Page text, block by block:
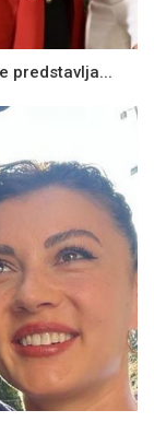
predstavlja...